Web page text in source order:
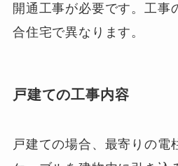
開通工事が必要です。工事
合住宅で異なります。
戸建ての工事内容
戸建ての場合、最寄りの電